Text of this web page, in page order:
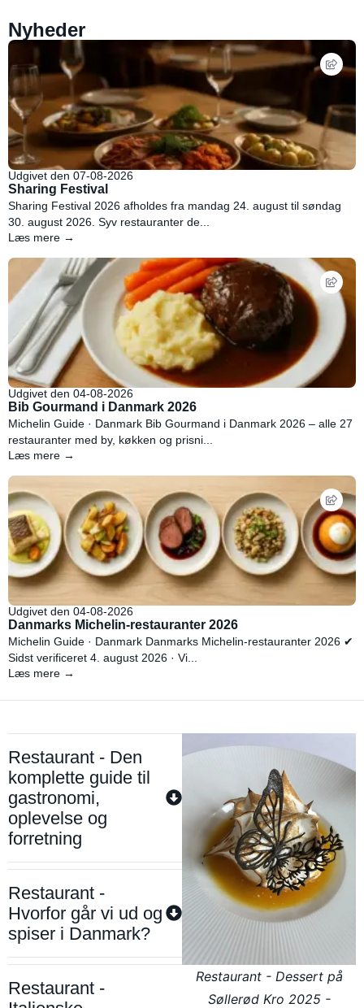
Nyheder
Udgivet den 07-08-2026
Sharing Festival
Sharing Festival 2026 afholdes fra mandag 24. august til søndag
30. august 2026. Syv restauranter de...
Læs mere →
Udgivet den 04-08-2026
Bib Gourmand i Danmark 2026
Michelin Guide · Danmark Bib Gourmand i Danmark 2026 – alle 27
restauranter med by, køkken og prisni...
Læs mere →
Udgivet den 04-08-2026
Danmarks Michelin-restauranter 2026
Michelin Guide · Danmark Danmarks Michelin-restauranter 2026 ✔
Sidst verificeret 4. august 2026 · Vi...
Læs mere →
Restaurant - Den
komplette guide til
gastronomi,
oplevelse og
forretning
Restaurant -
Hvorfor går vi ud og
spiser i Danmark?
Restaurant -
Restaurant - Dessert på
Søllerød Kro 2025 -